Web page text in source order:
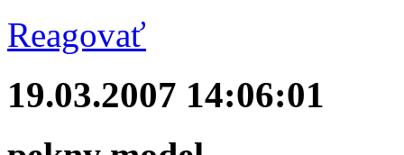
Reagovať
19.03.2007 14:06:01